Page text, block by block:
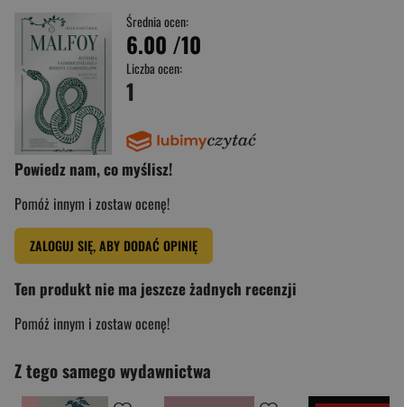
Średnia ocen:
6.00 /10
Liczba ocen:
1
Powiedz nam, co myślisz!
Pomóż innym i zostaw ocenę!
ZALOGUJ SIĘ, ABY DODAĆ OPINIĘ
Ten produkt nie ma jeszcze żadnych recenzji
Pomóż innym i zostaw ocenę!
Z tego samego wydawnictwa